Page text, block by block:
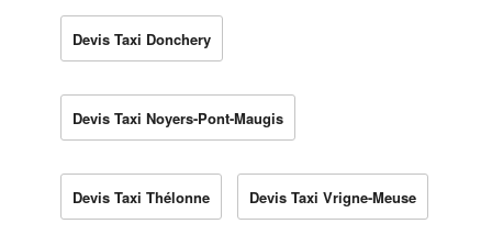
Devis Taxi Donchery
Devis Taxi Noyers-Pont-Maugis
Devis Taxi Thélonne Devis Taxi Vrigne-Meuse